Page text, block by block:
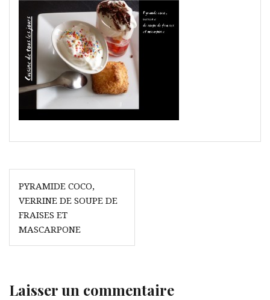
Navigation
de
l’article
PYRAMIDE COCO,
VERRINE DE SOUPE DE
FRAISES ET
MASCARPONE
Laisser un commentaire